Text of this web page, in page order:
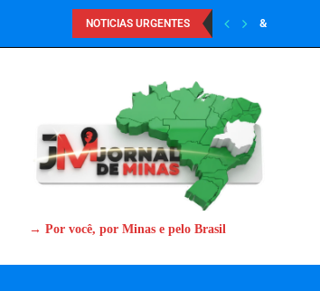
NOTICIAS URGENTES &
→ Por você, por Minas e pelo Brasil